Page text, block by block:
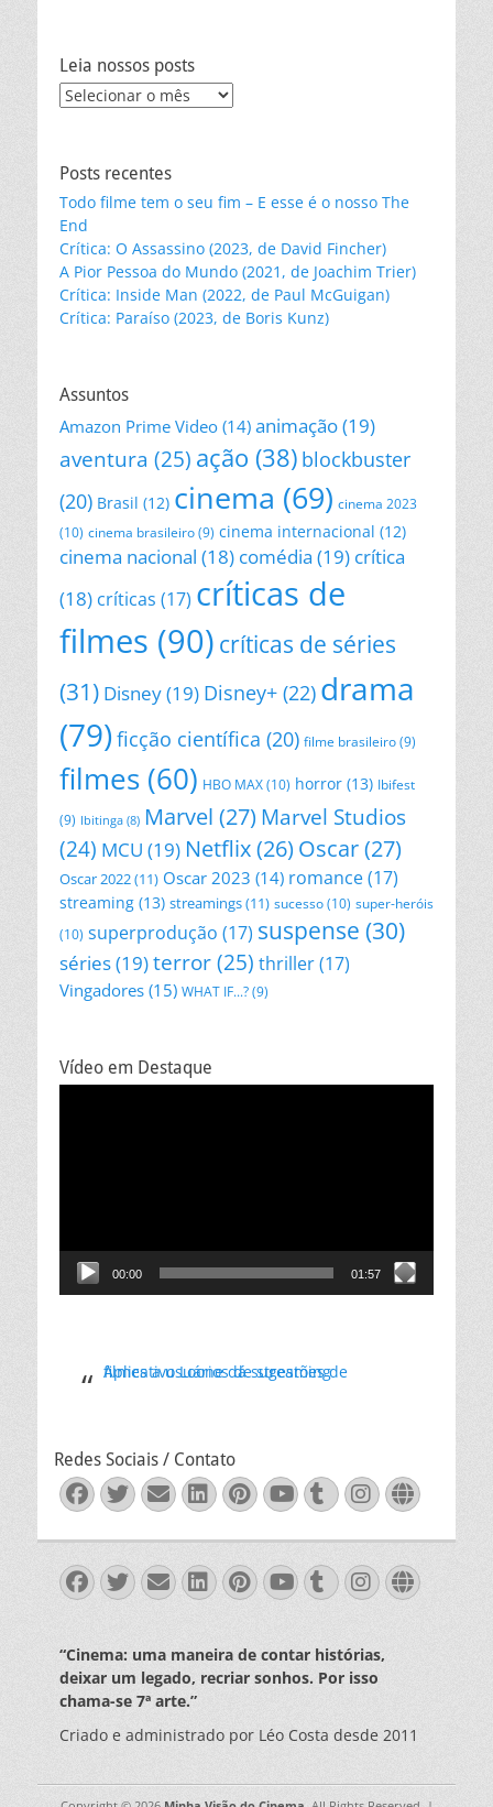
Leia nossos posts
Leia
Posts recentes
Todo filme tem o seu fim – E esse é o nosso The
End
Crítica: O Assassino (2023, de David Fincher)
A Pior Pessoa do Mundo (2021, de Joachim Trier)
Crítica: Inside Man (2022, de Paul McGuigan)
Crítica: Paraíso (2023, de Boris Kunz)
Assuntos
Amazon Prime Video (14) animação(19)
aventura (25) ação (38) blockbuster
(20) Brasil (12) cinema (69) cinema 2023
(10) cinema brasileiro (9) cinema internacional (12)
cinema nacional (18) comédia (19) crítica
(18) críticas (17) críticas de
filmes (90) críticas de séries
(31) Disney(19) Disney+ (22) drama
(79)ficção científica (20) filme brasileiro (9)
filmes (60) HBO MAX(10) horror (13) Ibifest
(9) Ibitinga (8) Marvel (27) Marvel Studios
(24) MCU (19) Netflix(26) Oscar(27)
Oscar 2022(11) Oscar 2023 (14) romance(17)
streaming (13) streamings(11) sucesso(10) super-heróis
(10) superprodução (17) suspense (30)
séries(19)terror(25) thriller(17)
Vingadores (15) WHAT IF...? (9)
Vídeo em Destaque
00:00 01:57
Aplicativo Loone dá sugestões de filmes a usuários de streaming
Redes Sociais / Contato
Facebook
Twitter
EmailLinkedIn
Pinterest
YouTube
Tumblr
Facebook
Twitter
EmailLinkedIn
Pinterest
YouTube
Tumblr
“Cinema: uma maneira de contar histórias,
deixar um legado, recriar sonhos. Por isso
chama-se 7ª arte.”
Criado e administrado por Léo Costa desde 2011